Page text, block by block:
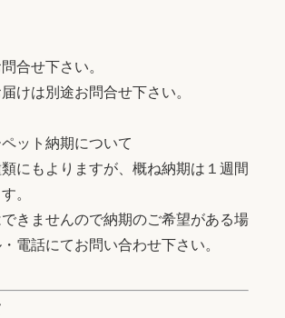
合せ下さい。
けは別途お問合せ下さい。
ット納期について
にもよりますが、概ね納期は１週間
。
きませんので納期のご希望がある場
電話にてお問い合わせ下さい。